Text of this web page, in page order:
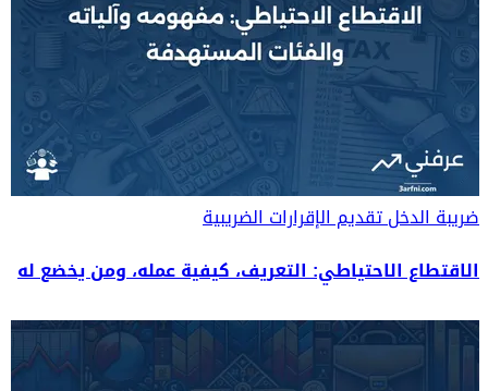
ضريبة الدخلتقديم الإقرارات الضريبية
الاقتطاع الاحتياطي: التعريف، كيفية عمله، ومن يخضع له